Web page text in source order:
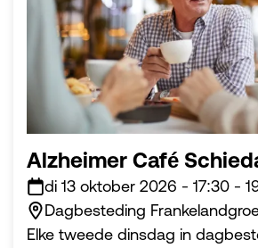
Alzheimer Café
di 13 oktober 2026 - 17:30 -
Dagbesteding
Elke tweede dinsdag in